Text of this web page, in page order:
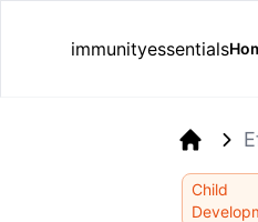
immunityessentials
Child